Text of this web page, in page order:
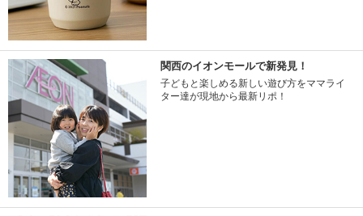
関西のイオンモールで新発見！
子どもと楽しめる新しい遊び方をママライ
ター達が現地から最新リポ！